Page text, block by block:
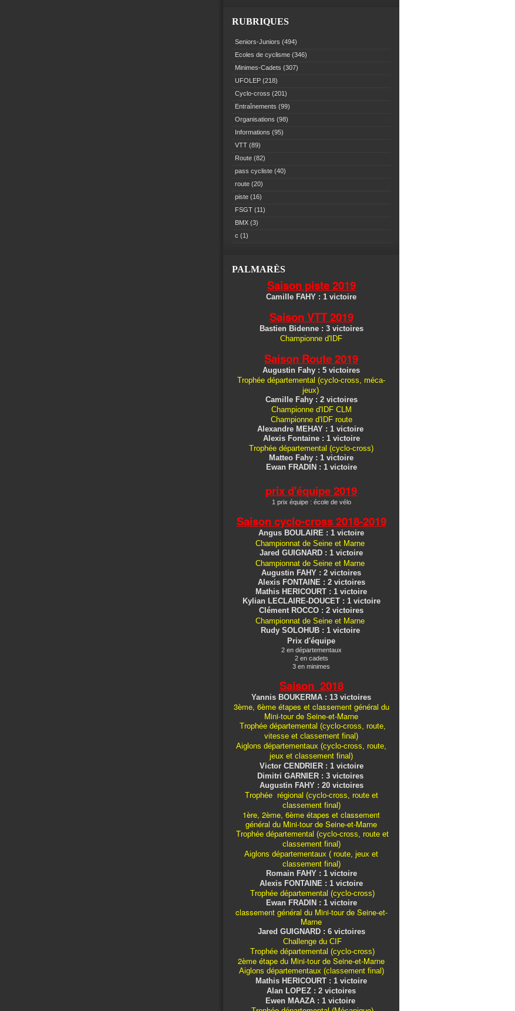
RUBRIQUES
Seniors-Juniors (494)
Ecoles de cyclisme (346)
Minimes-Cadets (307)
UFOLEP (218)
Cyclo-cross (201)
Entraînements (99)
Organisations (98)
Informations (95)
VTT (89)
Route (82)
pass cycliste (40)
route (20)
piste (16)
FSGT (11)
BMX (3)
c (1)
PALMARÈS
Saison piste 2019
Camille FAHY : 1 victoire
Saison VTT 2019
Bastien Bidenne : 3 victoires
Championne d'IDF
Saison Route 2019
Augustin Fahy : 5 victoires
Trophée départemental (cyclo-cross, méca-
jeux)
Camille Fahy : 2 victoires
Championne d'IDF CLM
Championne d'IDF route
Alexandre MEHAY : 1 victoire
Alexis Fontaine : 1 victoire
Trophée départemental (cyclo-cross)
Matteo Fahy : 1 victoire
Ewan FRADIN : 1 victoire
prix d'équipe 2019
1 prix équipe : école de vélo
Saison cyclo-cross2018-2019
Angus BOULAIRE : 1 victoire
Championnat de Seine et Marne
Jared GUIGNARD : 1 victoire
Championnat de Seine et Marne
Augustin FAHY : 2 victoires
Alexis FONTAINE : 2 victoires
Mathis HERICOURT : 1 victoire
Kylian LECLAIRE-DOUCET : 1 victoire
Clément ROCCO : 2 victoires
Championnat de Seine et Marne
Rudy SOLOHUB : 1 victoire
Prix d'équipe
2 en départementaux
2 en cadets
3 en minimes
Saison 2018
Yannis BOUKERMA : 13 victoires
3ème, 6ème étapes et classement général du
Mini-tour de Seine-et-Marne
Trophée départemental (cyclo-cross, route,
vitesse et classement final)
Aiglons départementaux (cyclo-cross, route,
jeux et classement final)
Victor CENDRIER : 1 victoire
Dimitri GARNIER : 3 victoires
Augustin FAHY : 20 victoires
Trophée régional (cyclo-cross, route et
classement final)
1ère, 2ème, 6ème étapes et classement
général du Mini-tour de Seine-et-Marne
Trophée départemental (cyclo-cross, route et
classement final)
Aiglons départementaux ( route, jeux et
classement final)
Romain FAHY : 1 victoire
Alexis FONTAINE : 1 victoire
Trophée départemental (cyclo-cross)
Ewan FRADIN : 1 victoire
classement général du Mini-tour de Seine-et-
Marne
Jared GUIGNARD : 6 victoires
Challenge du CIF
Trophée départemental (cyclo-cross)
2ème étape du Mini-tour de Seine-et-Marne
Aiglons départementaux (classement final)
Mathis HERICOURT : 1 victoire
Alan LOPEZ : 2 victoires
Ewen MAAZA : 1 victoire